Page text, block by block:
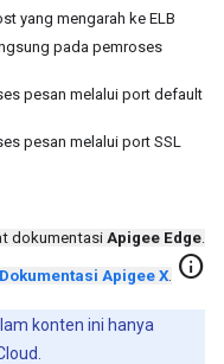
yang mengarah ke ELB
pada pemroses
pesan melalui port default
pesan melalui port SSL
dokumentasi Apigee Edge.
Dokumentasi Apigee X. info
konten ini hanya